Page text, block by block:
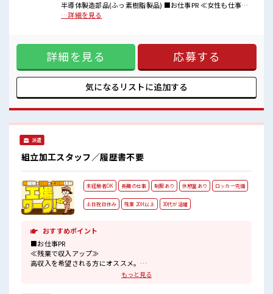
■職場の雰囲気
職場にはロッカー完備！
私物の置きすぎには注意が必要ですね★
半導体製造部品(ふっ素樹脂製品) ■お仕事PR ≪女性も仕事を
しやすい職場≫ もちろん男性の応募も歓迎！ ≪1日1時間程の
み解消♪ ≪初めての仕事だけど自分にもできそう≫ 新しいこ
とにチャレンジするのは不安だけど、 しっかり働く環境が整
っています！ イチからスキルUP・ステップUP目指していき
ましょう！ ≪自分に向いている仕事が探せる≫ 困った事など
があれば、 担当がしっかりサポートします！ ■職場の雰囲気
女性が多めの職場です♪ 休憩室完備でランチや休憩も充実し
要ですね★
…詳細を見る
詳細を見る 応募する
気になるリストに追加する
派遣
組立加工スタッフ／履歴書不要
未経験者OK 長期の仕事 制服あり 休憩室あり ロッカー完備
土日祝日休み 残業 20H以上 30代が活躍
おすすめポイント
■お仕事PR
≪残業で収入アップ≫
高収入を希望される方にオススメ。
残業は月20時間以上あります♪もっと見る